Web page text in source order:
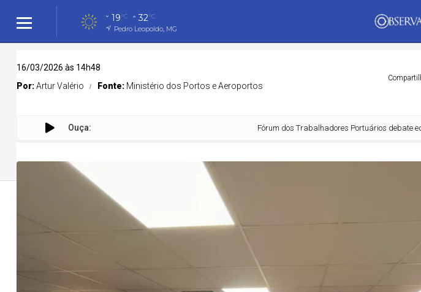
19°C 32°C
Pedro Leopoldo, MG
Cidades
Saúde Política
16/03/2026 às 14h48
Por:Artur Valério Fonte: Ministério dos Portos e Aeroportos
Ouça: Fórum dos Trabalhadores Portuários debate equidade